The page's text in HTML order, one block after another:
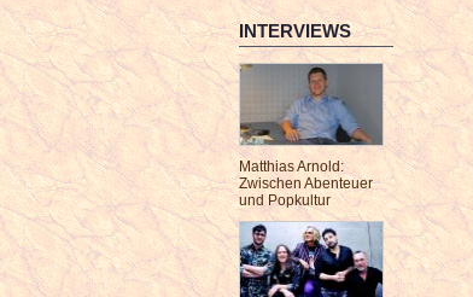
INTERVIEWS
Matthias Arnold:
Zwischen Abenteuer
und Popkultur